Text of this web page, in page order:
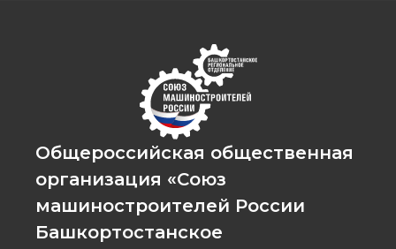
Общероссийская общественная
организация «Союз
машиностроителей России
Башкортостанское